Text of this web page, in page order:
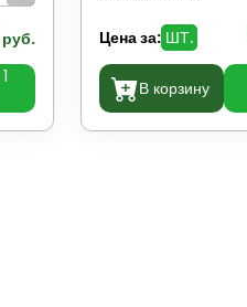
руб. Цена за: ШТ.
В корзину